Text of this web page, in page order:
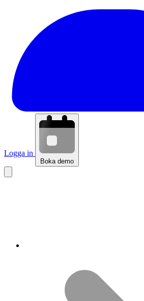
Logga in
Boka demo